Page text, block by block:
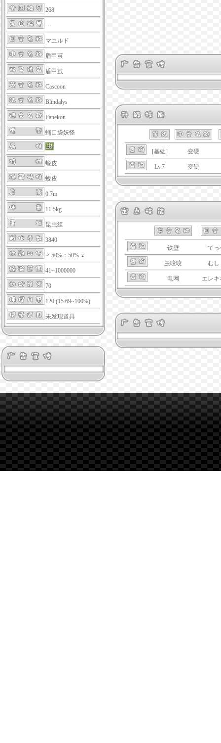
268
---
マユルド
盾甲茧
盾甲茧
Cascoon
Blindalys
Panekon
蛹口袋妖怪
蜕皮
蜕皮
0.7m
11.5kg
昆虫组
3840
♂ 50%：50% ♀
41~1000000
70
120 (15.69~100%)
未发现道具
[基础] 变硬
Lv.7 变硬
铁壁 てっ
虫咬咬 むし
电网 エレ